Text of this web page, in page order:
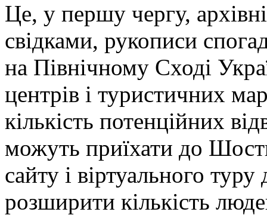
Це, у першу чергу,
свідками, рукописи
на Північному Сході
центрів і туристичних
кількість потенційних
можуть приїхати до
сайту і віртуального
розширити кількість